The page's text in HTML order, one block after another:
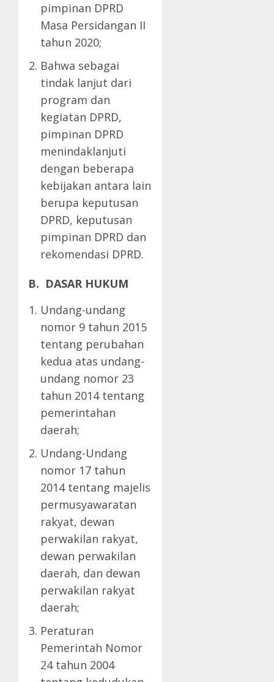
pimpinan DPRD
Masa Persidangan II
tahun 2020;
Bahwa sebagai
tindak lanjut dari
program dan
kegiatan DPRD,
pimpinan DPRD
menindaklanjuti
dengan beberapa
kebijakan antara lain
berupa keputusan
DPRD, keputusan
pimpinan DPRD dan
rekomendasi DPRD.
B. DASAR HUKUM
Undang-undang
nomor 9 tahun 2015
tentang perubahan
kedua atas undang-
undang nomor 23
tahun 2014 tentang
pemerintahan
daerah;
Undang-Undang
nomor 17 tahun
2014 tentang majelis
permusyawaratan
rakyat, dewan
perwakilan rakyat,
dewan perwakilan
daerah, dan dewan
perwakilan rakyat
daerah;
Peraturan
Pemerintah Nomor
24 tahun 2004